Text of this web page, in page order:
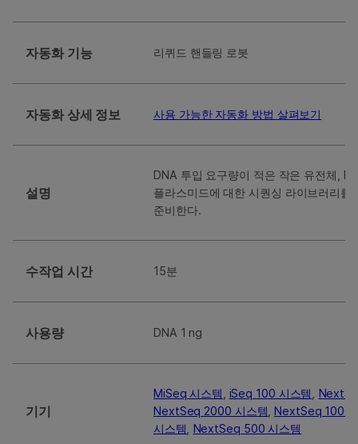
자동화 기능 리퀴드 핸들링 로봇
자동화 상세 정보 사용 가능한 자동화 방법 살펴보기
설명
DNA 투입 요구량이 적은 작은 유전체,
플라스미드에 대한 시퀀싱 라이브러리를
준비한다.
수작업 시간 15분
사용량 DNA 1 ng
기기
MiSeq 시스템 iSeq 100 시스템
NextSeq 2000 시스템 ,NextSeq 1000
시스템 NextSeq 500 시스템